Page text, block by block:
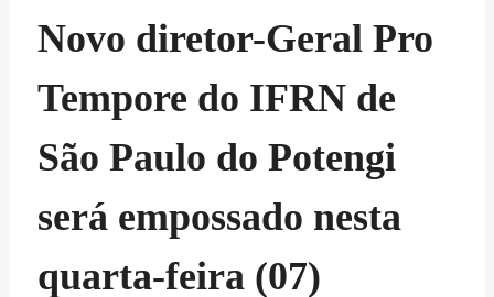
Novo diretor-Geral Pro
Tempore do IFRN de
São Paulo do Potengi
será empossado nesta
quarta-feira (07)